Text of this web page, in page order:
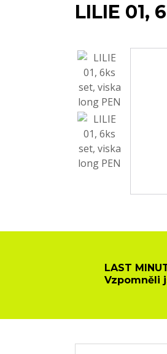
LILIE 01,
LAST
Vzpomněli